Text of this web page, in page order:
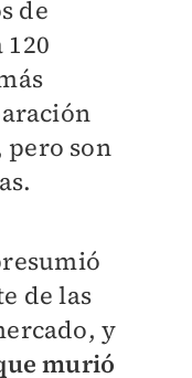
de
pero son
de las
y
murió